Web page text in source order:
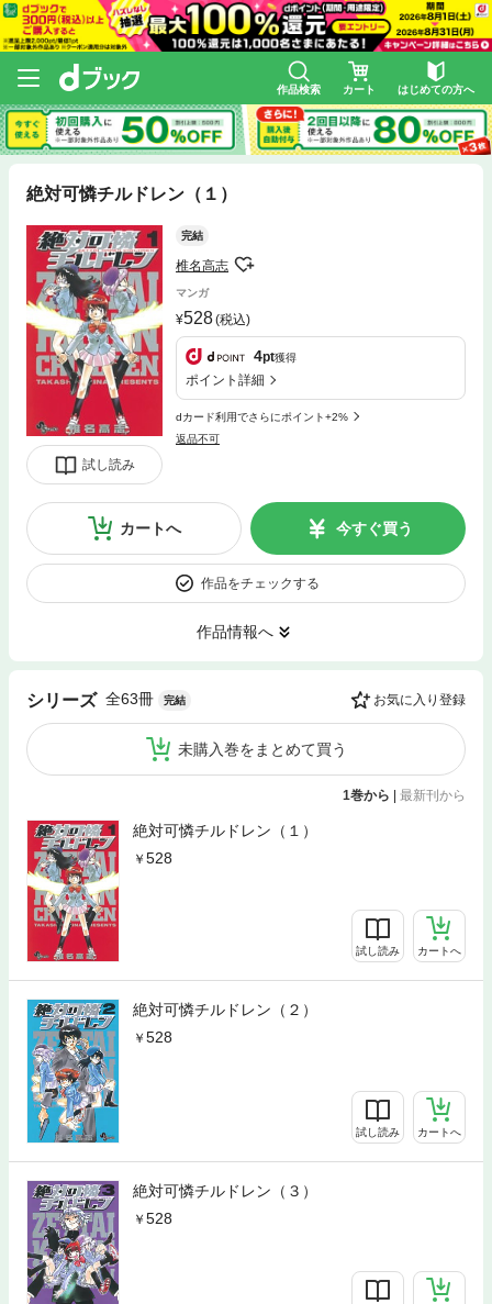
作品検索 カート はじめての方へ
絶対可憐チルドレン（１）
試し読み
完結
椎名高志
マンガ
528(税込)
4pt獲得
ポイント詳細
dカード利用でさらにポイント+2%
返品不可
カートへ 今すぐ買う
作品をチェックする
作品情報へ
シリーズ 全63冊 完結 お気に入り登録
未購入巻をまとめて買う
1巻から | 最新刊から
絶対可憐チルドレン（１）
528
試し読み カートへ
絶対可憐チルドレン（２）
528
試し読み カートへ
絶対可憐チルドレン（３）
528